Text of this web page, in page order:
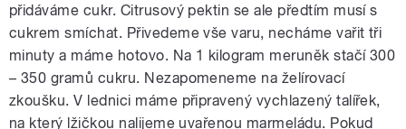
přidáváme cukr. Citrusový pektin se ale předtím musí s
cukrem smíchat. Přivedeme vše varu, necháme vařit tři
minuty a máme hotovo. Na 1 kilogram meruněk stačí 300
– 350 gramů cukru. Nezapomeneme na želírovací
zkoušku. V lednici máme připravený vychlazený talířek,
na který lžičkou nalijeme uvařenou marmeládu. Pokud